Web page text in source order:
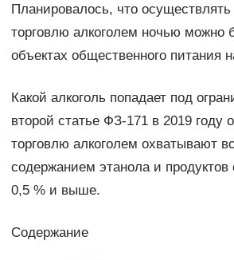
Планировалось, что
торговлю алкоголем ночью можно
объектах общественного питания
Какой алкоголь попадает под
второй статье ФЗ-171 в 2019 году
торговлю алкоголем охватывают
содержанием этанола и продуктов
0,5 % и выше.
Содержание